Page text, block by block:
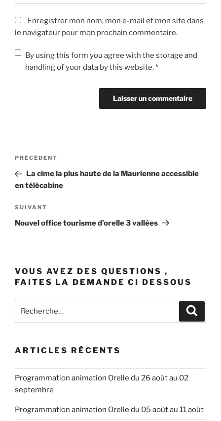
Enregistrer mon nom, mon e-mail et mon site dans
le navigateur pour mon prochain commentaire.
By using this form you agree with the storage and
handling of your data by this website.*
Navigation
l’article
Article
précédent
PRÉCÉDENT
La cime la plus haute de la Maurienne accessible
en télécabine
Article
suivant
SUIVANT
Nouvel office tourisme d’orelle 3 vallées
VOUS AVEZ DES QUESTIONS ,
FAITES LA DEMANDE CI DESSOUS
pour
ARTICLES RÉCENTS
Programmation animation Orelle du 26 août au 02
septembre
Programmation animation Orelle du 05 août au 11 août